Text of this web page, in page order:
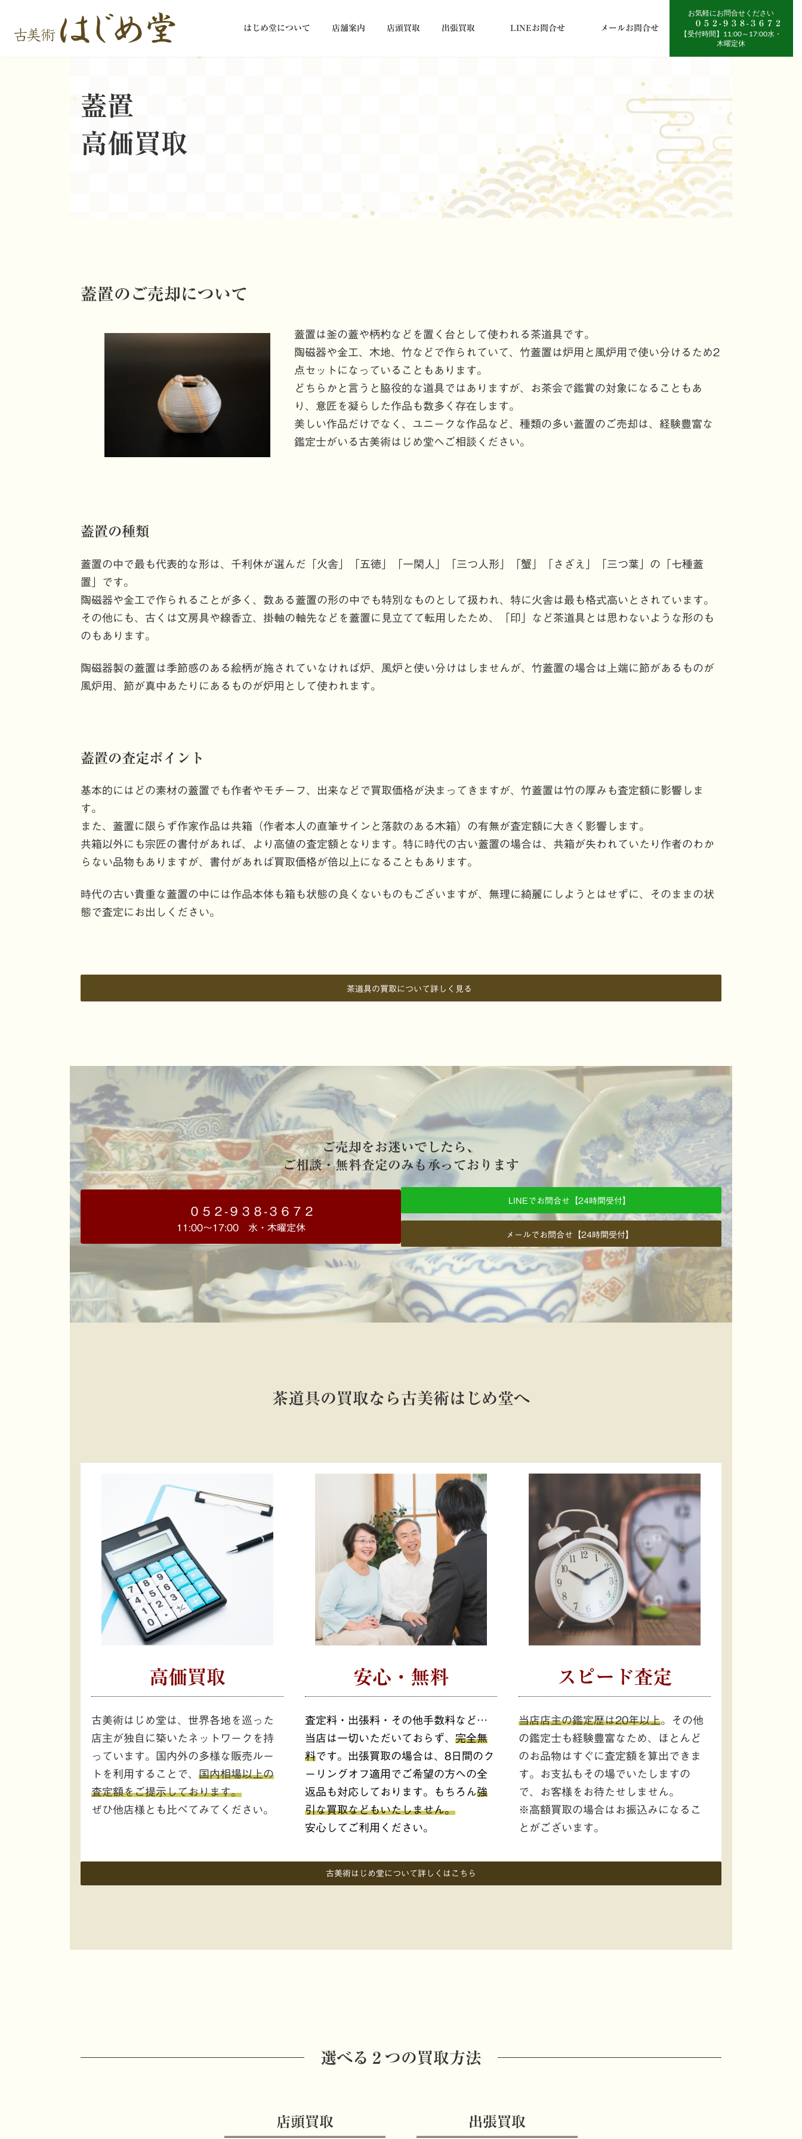
はじめ堂について 店舗案内 店頭買取 出張買取 LINEお問合せ メールお問合せ
０５２-９３８-３６７２
蓋置
高価買取
蓋置のご売却について
蓋置は釜の蓋や柄杓などを置く台として使われる茶道具です。
陶磁器や金工、木地、竹などで作られていて、竹蓋置は炉用と風炉用で使い分けるため2
点セットになっていることもあります。
どちらかと言うと脇役的な道具ではありますが、お茶会で鑑賞の対象になることもあ
り、意匠を凝らした作品も数多く存在します。
美しい作品だけでなく、ユニークな作品など、種類の多い蓋置のご売却は、経験豊富な
鑑定士がいる古美術はじめ堂へご相談ください。
蓋置の種類
蓋置の中で最も代表的な形は、千利休が選んだ「火舎」「五徳」「一閑人」「三つ人形」「蟹」「さざえ」「三つ葉」の「七種蓋
置」です。
陶磁器や金工で作られることが多く、数ある蓋置の形の中でも特別なものとして扱われ、特に火舎は最も格式高いとされています。
その他にも、古くは文房具や線香立、掛軸の軸先などを蓋置に見立てて転用したため、「印」など茶道具とは思わないような形のも
のもあります。
陶磁器製の蓋置は季節感のある絵柄が施されていなければ炉、風炉と使い分けはしませんが、竹蓋置の場合は上端に節があるものが
風炉用、節が真中あたりにあるものが炉用として使われます。
蓋置の査定ポイント
基本的にはどの素材の蓋置でも作者やモチーフ、出来などで買取価格が決まってきますが、竹蓋置は竹の厚みも査定額に影響しま
す。
また、蓋置に限らず作家作品は共箱（作者本人の直筆サインと落款のある木箱）の有無が査定額に大きく影響します。
共箱以外にも宗匠の書付があれば、より高値の査定額となります。特に時代の古い蓋置の場合は、共箱が失われていたり作者のわか
らない品物もありますが、書付があれば買取価格が倍以上になることもあります。
時代の古い貴重な蓋置の中には作品本体も箱も状態の良くないものもございますが、無理に綺麗にしようとはせずに、そのままの状
態で査定にお出しください。
茶道具の買取について詳しく見る
ご売却をお迷いでしたら、
ご相談・無料査定のみも承っております
０５２-９３８-３６７２
11:00～17:00 水・木曜定休
LINEでお問合せ【24時間受付】
メールでお問合せ【24時間受付】
茶道具の買取なら古美術はじめ堂へ
高価買取
古美術はじめ堂は、世界各地を巡った
店主が独自に築いたネットワークを持
っています。国内外の多様な販売ルー
トを利用することで、 国内相場以上の
査定額をご提示しております。
ぜひ他店様とも比べてみてください。
安心・無料
査定料・出張料・その他手数料など…
当店は一切いただいておらず、 完全無
料です。出張買取の場合は、8日間のク
ーリングオフ適用でご希望の方への全
返品も対応しております。もちろん強
引な買取などもいたしません。
安心してご利用ください。
スピード査定
当店店主の鑑定歴は20年以上。その他
の鑑定士も経験豊富なため、ほとんど
のお品物はすぐに査定額を算出できま
す。お支払もその場でいたしますの
で、お客様をお待たせしません。
※高額買取の場合はお振込みになるこ
とがございます。
古美術はじめ堂について詳しくはこちら
選べる２つの買取方法
店頭買取 出張買取